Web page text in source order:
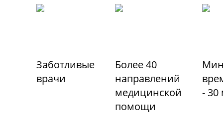
Заботливые
врачи
Более 40
направлений
медицинской
помощи
- 30